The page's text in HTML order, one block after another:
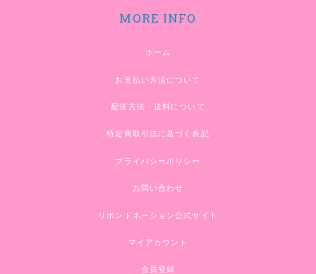
MORE INFO
ホーム
お支払い方法について
配送方法・送料について
特定商取引法に基づく表記
プライバシーポリシー
お問い合わせ
リボンドネーション公式サイト
マイアカウント
会員登録